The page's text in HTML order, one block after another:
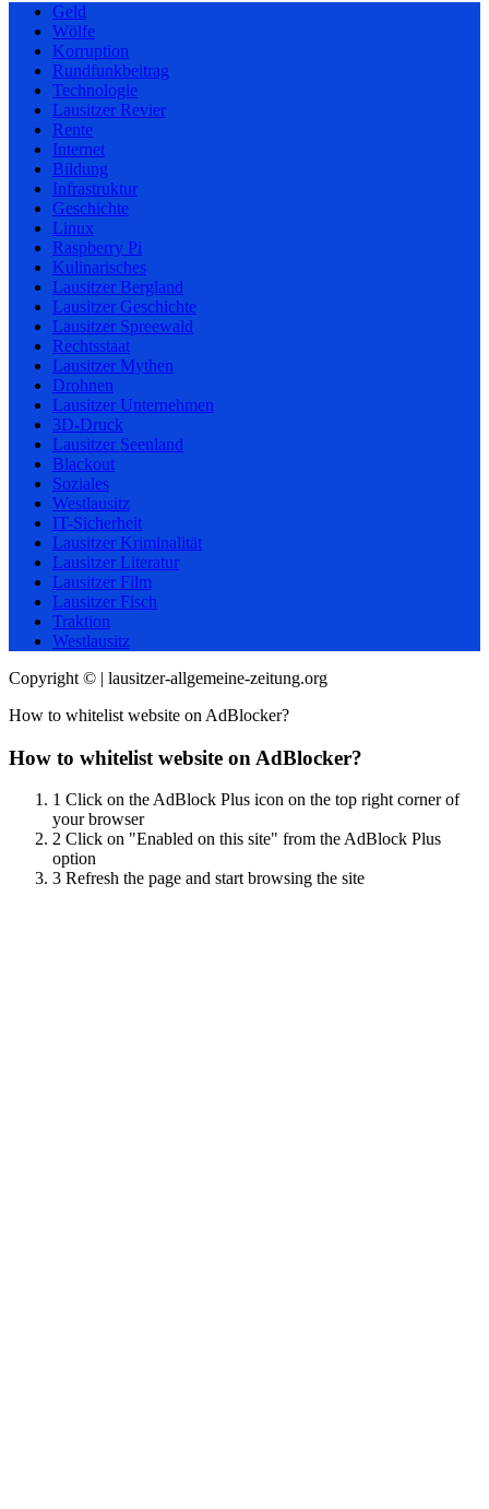
Geld
Wölfe
Korruption
Rundfunkbeitrag
Technologie
Lausitzer Revier
Rente
Internet
Bildung
Infrastruktur
Geschichte
Linux
Raspberry Pi
Kulinarisches
Lausitzer Bergland
Lausitzer Geschichte
Lausitzer Spreewald
Rechtsstaat
Lausitzer Mythen
Drohnen
Lausitzer Unternehmen
3D-Druck
Lausitzer Seenland
Blackout
Soziales
Westlausitz
IT-Sicherheit
Lausitzer Kriminalität
Lausitzer Literatur
Lausitzer Film
Lausitzer Fisch
Traktion
Westlausitz
Copyright © | lausitzer-allgemeine-zeitung.org
How to whitelist website on AdBlocker?
How to whitelist website on AdBlocker?
1 Click on the AdBlock Plus icon on the top right corner of
your browser
2 Click on "Enabled on this site" from the AdBlock Plus
option
3 Refresh the page and start browsing the site